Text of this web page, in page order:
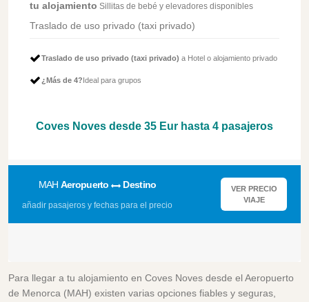
tu alojamiento Sillitas de bebé y elevadores disponibles
Traslado de uso privado (taxi privado)
Traslado de uso privado (taxi privado) a Hotel o alojamiento privado
¿Más de 4? Ideal para grupos
Coves Noves desde 35 Eur hasta 4 pasajeros
MAH Aeropuerto Destino
añadir pasajeros y fechas para el precio
VER PRECIO
VIAJE
Para llegar a tu alojamiento en Coves Noves desde el Aeropuerto
de Menorca (MAH) existen varias opciones fiables y seguras,